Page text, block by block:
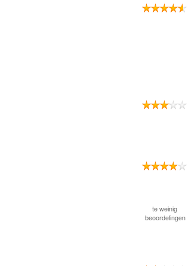
te weinig
beoordelingen